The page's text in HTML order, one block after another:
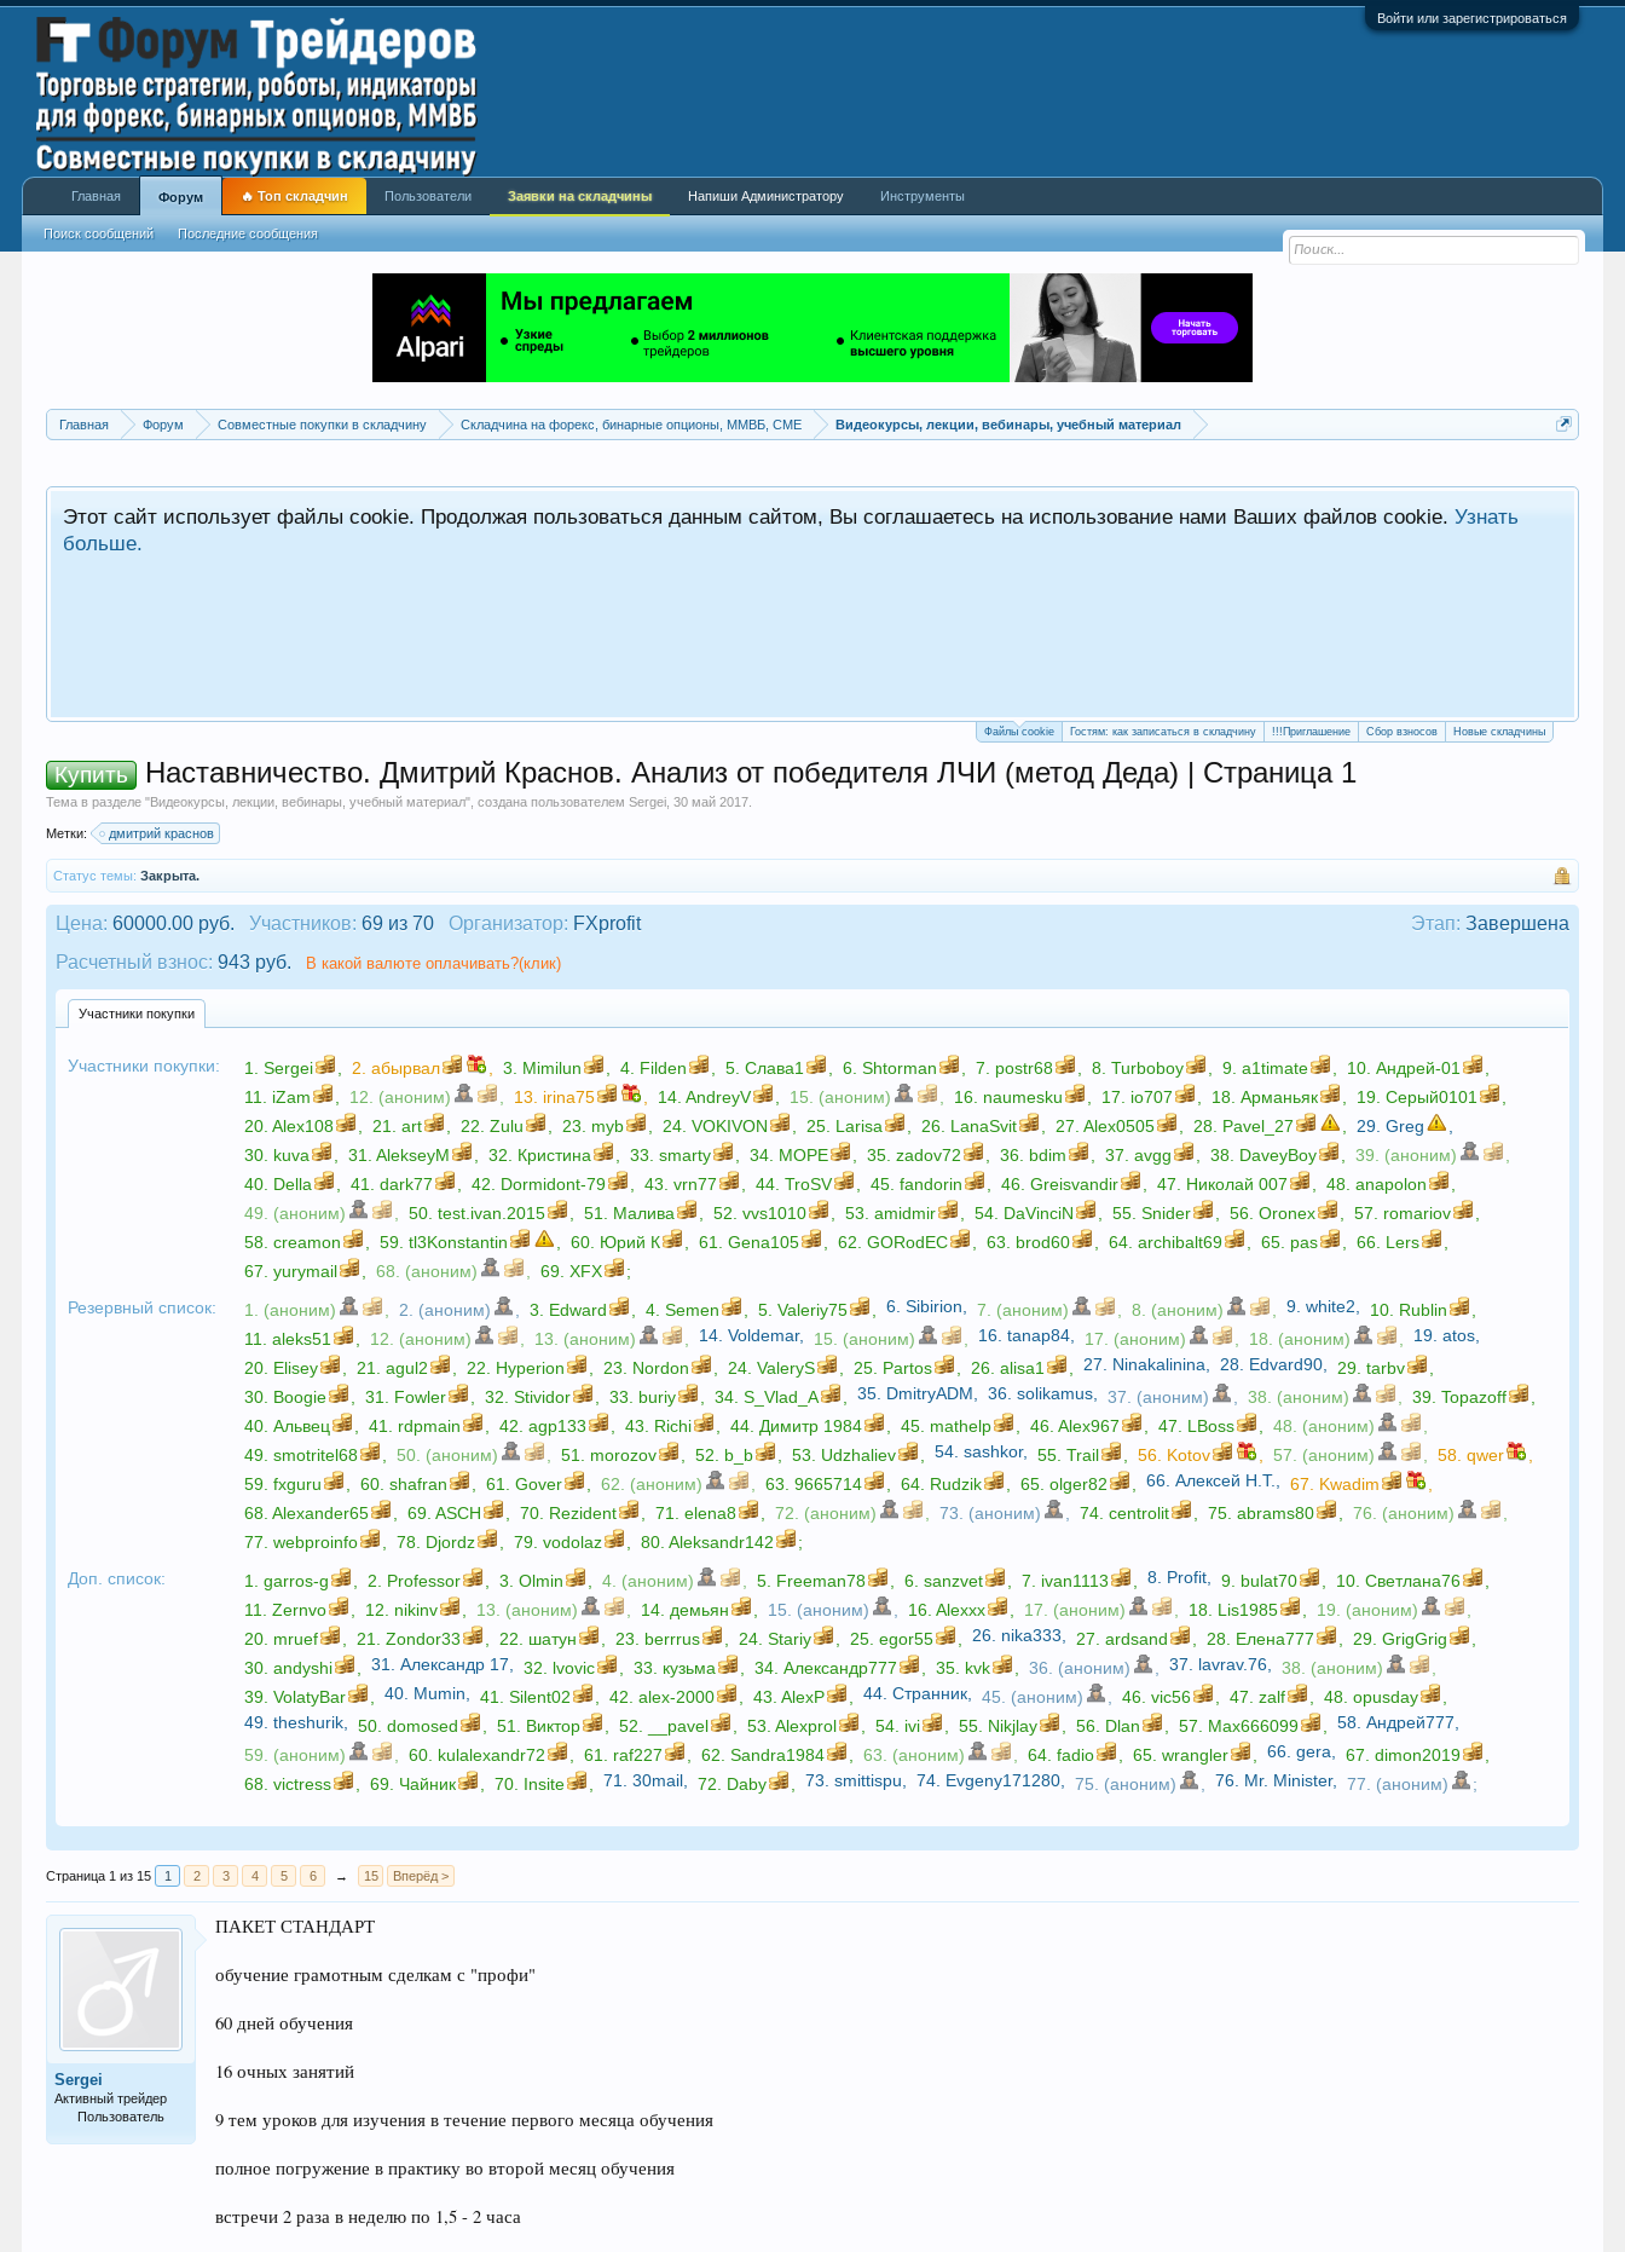
Войти или зарегистрироваться
Главная Форум Совместные покупки в складчину Складчина на форекс, бинарные опционы, ММВБ, CME Видеокурсы, лекции, вебинары, учебный материал
Этот сайт использует файлы cookie. Продолжая пользоваться данным сайтом, Вы соглашаетесь на использование нами Ваших файлов cookie.Узнать
больше.
Файлы cookie Гостям: как записаться в складчину !!!Приглашение Сбор взносов Новые складчины
Купить Наставничество. Дмитрий Краснов. Анализ от победителя ЛЧИ (метод Деда) | Страница 1
Тема в разделе "Видеокурсы, лекции, вебинары, учебный материал", создана пользователемSergei ,30 май 2017
Метки: дмитрий краснов
Статус темы: Закрыта.
Этап: Завершена
Цена: 60000.00 руб. Участников: 69 из 70 Организатор: FXprofit
Расчетный взнос: 943 руб. В какой валюте оплачивать?(клик)
Участники покупки
Участники покупки: 1.Sergei 2.абырвал 3. Mimilun 4. Filden 5.Слава1 6.Shtorman 7. postr68 8.Turboboy 9.a1timate 10.Андрей-01
11. iZam 12. (аноним) 13. irina75 14.AndreyV 15. (аноним) 16. naumesku 17. io707 18.Арманьяк 19.Серый0101
20.Alex108 21.art 22.Zulu 23. myb 24.VOKIVON 25. Larisa 26. LanaSvit 27.Alex0505 28. Pavel_27 29.Greg
30. kuva 31.AlekseyM 32. Кристина 33.smarty 34. МОРЕ 35.zadov72 36. bdim 37.avgg 38. DaveyBoy 39. (аноним)
40. Della 41.dark77 42. Dormidont-79 43.vrn77 44.TroSV 45.fandorin 46.Greisvandir 47. Николай 007 48.anapolon
49. (аноним)
50.test.ivan.2015 51. Малива 52.vvs1010 53.amidmir 54. DaVinciN 55.Snider 56.Oronex 57. romariov
58.creamon 59.tl3Konstantin 60. Юрий К 61.Gena105 62.GORodEC 63. brod60 64.archibalt69 65. pas 66. Lers
67.yurymail 68. (аноним) 69.XFX
;
Резервный список:
1. (аноним) 2. (аноним) 3. Edward 4.Semen 5.Valeriy75 6.Sibirion 7. (аноним) 8. (аноним) 9.white2 10. Rublin
11.aleks51 12. (аноним) 13. (аноним) 14.Voldemar, 15. (аноним) 16.tanap84 17. (аноним) 18. (аноним) 19.atos
20. Elisey 21.agul2 22. Hyperion 23. Nordon 24.ValeryS 25. Partos 26.alisa1 27. Ninakalinina 28. Edvard90 29.tarbv
30. Boogie 31. Fowler 32.Stividor 33. buriy 34.S_Vlad_A 35. DmitryADM 36.solikamus 37. (аноним) 38. (аноним) 39.Topazoff
40.Альвец 41. rdpmain 42.agp133 43. Richi 44. Димитр 1984 45. mathelp 46.Alex967 47. LBoss 48. (аноним)
49.smotritel68 50. (аноним) 51. morozov 52. b_b 53. Udzhaliev 54.sashkor, 55.Trail 56. Kotov 57. (аноним) 58.qwer
59.fxguru 60.shafran 61.Gover 62. (аноним) 63.9665714 64. Rudzik 65.olger82 66.Алексей Н.Т. 67. Kwadim
68.Alexander65 69.ASCH 70. Rezident 71.elena8 72. (аноним) 73. (аноним) 74.centrolit 75.abrams80 76. (аноним)
77.webproinfo 78. Djordz 79.vodolaz 80.Aleksandr142
;
Доп. список:
1.garros-g 2. Professor 3.Olmin 4. (аноним) 5. Freeman78 6.sanzvet 7. ivan1113 8. Profit 9. bulat70 10.Светлана76
11.Zernvo 12. nikinv 13. (аноним) 14. демьян 15. (аноним) 16.Alexxx 17. (аноним) 18. Lis1985 19. (аноним)
20. mruef 21.Zondor33 22. шатун 23. berrrus 24.Stariy 25.egor55 26. nika333 27.ardsand 28. Елена777 29.GrigGrig
30.andyshi 31.Александр 17 32. lvovic 33. кузьма 34.Александр777 35. kvk 36. (аноним) 37. lavrav.76 38. (аноним)
39.VolatyBar 40. Mumin 41.Silent02 42.alex-2000 43.AlexP 44.Странник 45. (аноним) 46.vic56 47.zalf 48.opusday
49.theshurik 50.domosed 51. Виктор 52. __pavel 53.Alexprol 54. ivi 55. Nikjlay 56. Dlan 57. Max666099 58.Андрей777
59. (аноним)
60. kulalexandr72 61. raf227 62.Sandra1984 63. (аноним) 64.fadio 65.wrangler 66.gera 67.dimon2019
68.victress 69. Чайник 70. Insite 71.30mail 72. Daby 73.smittispu 74. Evgeny171280 75. (аноним) 76. Mr. Minister, 77. (аноним) ;
Страница 1 из 15 1 2 3 4 5 6 → 15 Вперёд >
Sergei
Активный трейдер
Пользователь
ПАКЕТ СТАНДАРТ
обучение грамотным сделкам с "профи"
60 дней обучения
16 очных занятий
9 тем уроков для изучения в течение первого месяца обучения
полное погружение в практику во второй месяц обучения
встречи 2 раза в неделю по 1,5 - 2 часа
Главная Форум
Поиск сообщений Последние сообщения
🔥 Топ складчин Пользователи Заявки на складчины Напиши Администратору Инструменты